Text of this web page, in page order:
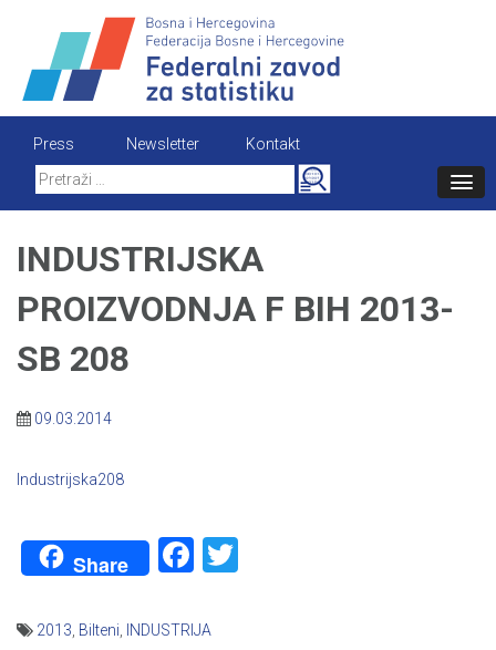
content
Press Newsletter
Kontakt
Search
for:
INDUSTRIJSKA
PROIZVODNJA F BIH 2013-
SB 208
09.03.2014
Industrijska208
Share Facebook
2013 Bilteni INDUSTRIJA